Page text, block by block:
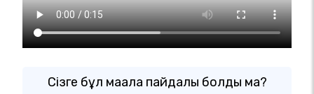
Сізге бұл мақала пайдалы болды ма?